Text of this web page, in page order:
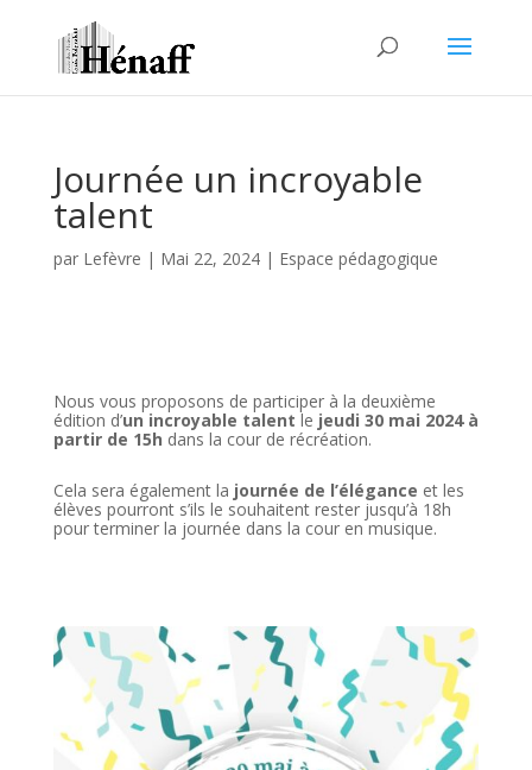
Journée un incroyable
talent
par Lefèvre | Mai 22, 2024| Espace pédagogique
Nous vous proposons de participer à la deuxième
édition d’un incroyable talent le jeudi 30 mai 2024 à
partir de 15h dans la cour de récréation.
Cela sera également la journée de l’élégance et les
élèves pourront s’ils le souhaitent rester jusqu’à 18h
pour terminer la journée dans la cour en musique.